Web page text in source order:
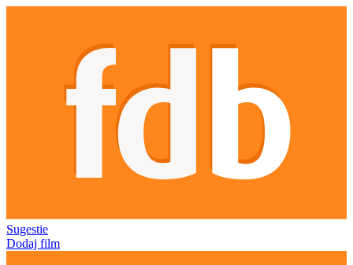
Sugestie
Dodaj film